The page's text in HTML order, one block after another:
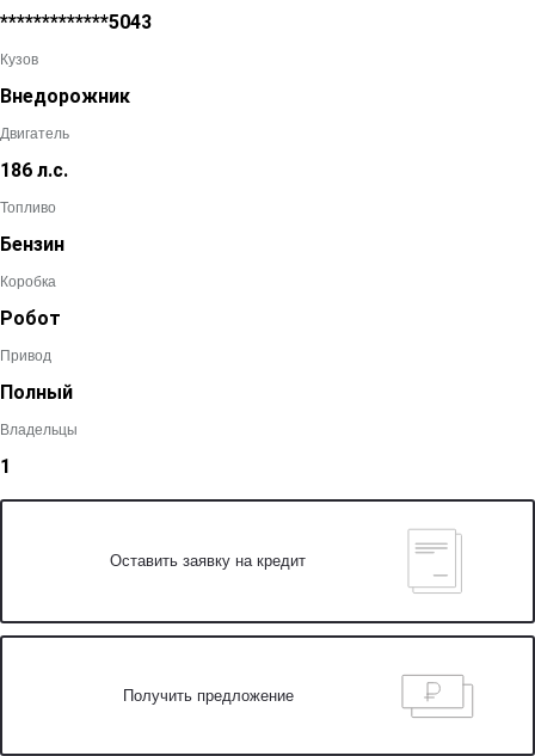
*************5043
Кузов
Внедорожник
Двигатель
186 л.с.
Топливо
Бензин
Коробка
Робот
Привод
Полный
Владельцы
1
Оставить заявку на кредит
Получить предложение